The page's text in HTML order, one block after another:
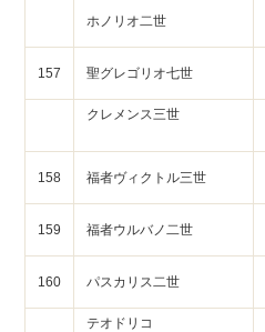
ホノリオ二世
157 聖グレゴリオ七世
クレメンス三世
158 福者ヴィクトル三世
159 福者ウルバノ二世
160 パスカリス二世
テオドリコ